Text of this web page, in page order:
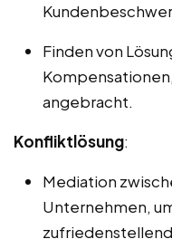
Finden von
angebracht.
Konfliktlösung:
Mediation
Unternehmen,